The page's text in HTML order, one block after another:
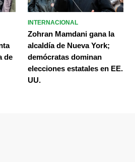
de
INTERNACIONAL
Zohran Mamdani gana la
alcaldía de Nueva York;
demócratas dominan
elecciones estatales en EE.
UU.